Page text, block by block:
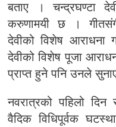
बताए । चन्द्रघण्टा
करुणामयी छ ।
देवीको विशेष आराधना
देवीको विशेष पूजा
प्राप्त हुने पनि उनले
नवरात्रको पहिलो
वैदिक विधिपूर्वक